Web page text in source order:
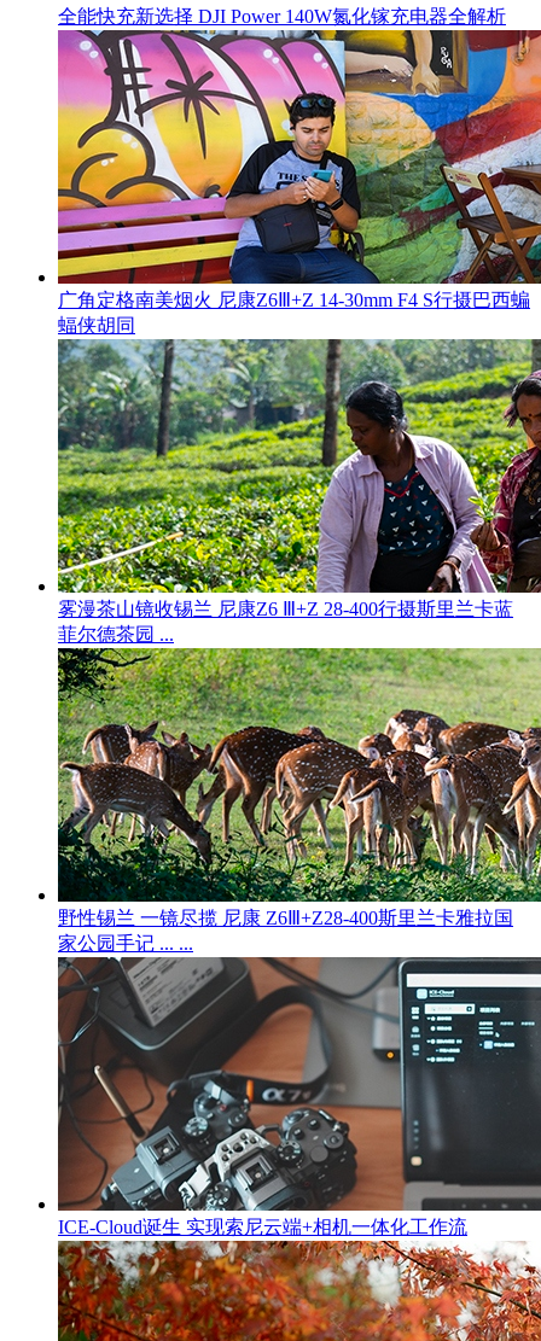
全能快充新选择 DJI Power 140W氮化镓充电器全解析
广角定格南美烟火 尼康Z6Ⅲ+Z 14-30mm F4 S行摄巴西蝙
蝠侠胡同
雾漫茶山镜收锡兰 尼康Z6 Ⅲ+Z 28-400行摄斯里兰卡蓝
菲尔德茶园 ...
野性锡兰 一镜尽揽 尼康 Z6Ⅲ+Z28-400斯里兰卡雅拉国
家公园手记 ... ...
ICE-Cloud诞生 实现索尼云端+相机一体化工作流